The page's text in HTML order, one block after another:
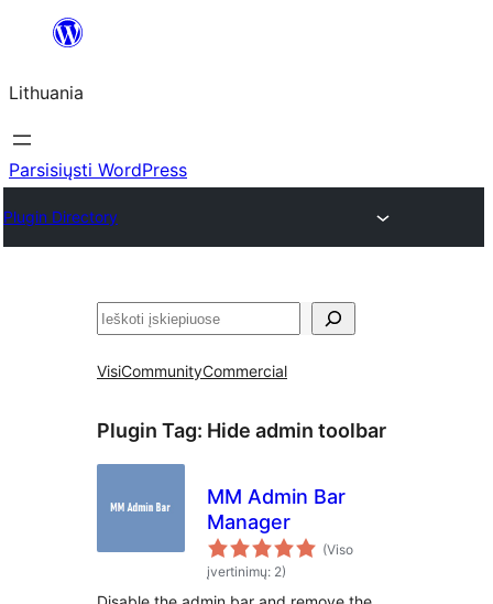
turinio
Lithuania
Parsisiųsti WordPress
Plugin Directory
Paieška
VisiCommunityCommercial
Plugin Tag: Hide admin toolbar
MM Admin Bar
Manager
(Viso
įvertinimų: 2)